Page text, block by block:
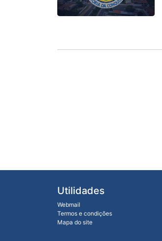
Utilidades
Webmail
Termos e condições
Mapa do site